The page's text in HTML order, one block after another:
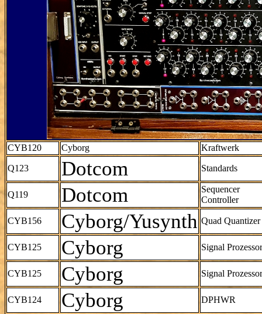
CYB120 Cyborg Kraftwerk
Q123 Dotcom Standards
Q119 Dotcom
Sequencer
Controller
CYB156 Cyborg/Yusynth Quad Quantizer
CYB125 Cyborg Signal Prozessor
CYB125 Cyborg Signal Prozessor
CYB124 Cyborg DPHWR